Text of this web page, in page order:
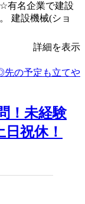
有名企業で建設
建設機械(ショ
詳細を表示
！未経験
祝休！